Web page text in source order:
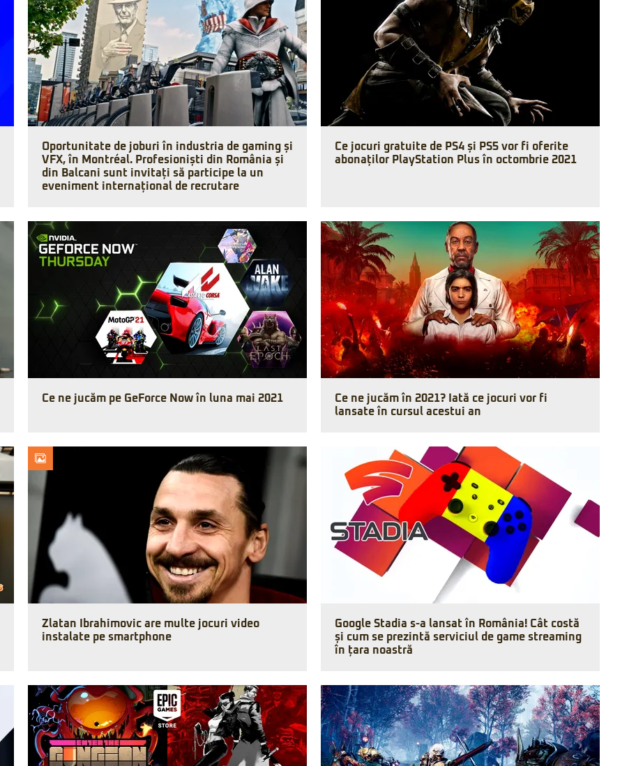
Oportunitate de joburi în industria de gaming și
VFX, în Montréal. Profesioniști din România și
din Balcani sunt invitați să participe la un
eveniment internațional de recrutare
Ce jocuri gratuite de PS4 și PS5 vor fi oferite
abonaților PlayStation Plus în octombrie 2021
Ce ne jucăm pe GeForce Now în luna mai 2021
Ce ne jucăm în 2021? Iată ce jocuri vor fi
lansate în cursul acestui an
Zlatan Ibrahimovic are multe jocuri video
instalate pe smartphone
Google Stadia s-a lansat în România! Cât costă
și cum se prezintă serviciul de game streaming
în țara noastră